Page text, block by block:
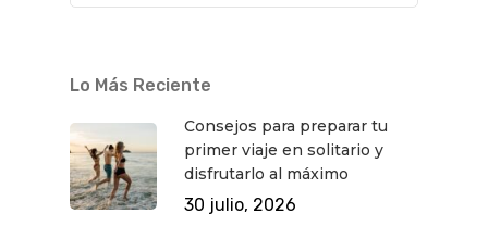
Lo Más Reciente
Consejos para preparar tu
primer viaje en solitario y
disfrutarlo al máximo
30 julio, 2026